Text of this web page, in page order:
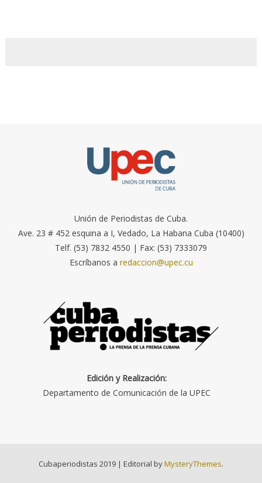
Unión de Periodistas de Cuba.
Ave. 23 # 452 esquina a I, Vedado, La Habana Cuba (10400)
Telf. (53) 7832 4550 | Fax: (53) 7333079
Escríbanos a redaccion@upec.cu
Edición y Realización:
Departamento de Comunicación de la UPEC
Cubaperiodistas 2019 | Editorial byMysteryThemes.